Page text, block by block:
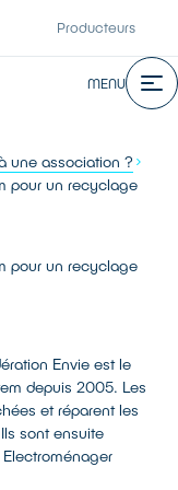
Producteurs
MENU
une association ?
pour un recyclage
pour un recyclage
Envie est le
depuis 2005. Les
et réparent les
sont ensuite